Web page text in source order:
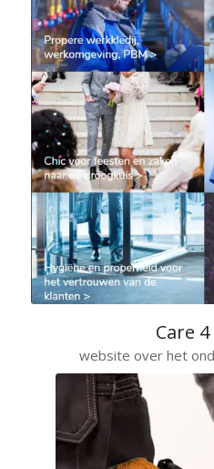
Care
website over het